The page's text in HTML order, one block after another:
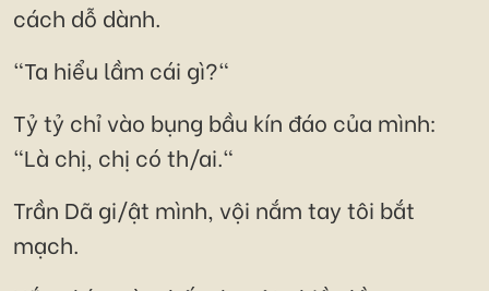
cách dỗ dành.
"Ta hiểu lầm cái gì?"
Tỷ tỷ chỉ vào bụng bầu kín đáo của mình:
"Là chị, chị có th/ai."
Trần Dã gi/ật mình, vội nắm tay tôi bắt
mạch.